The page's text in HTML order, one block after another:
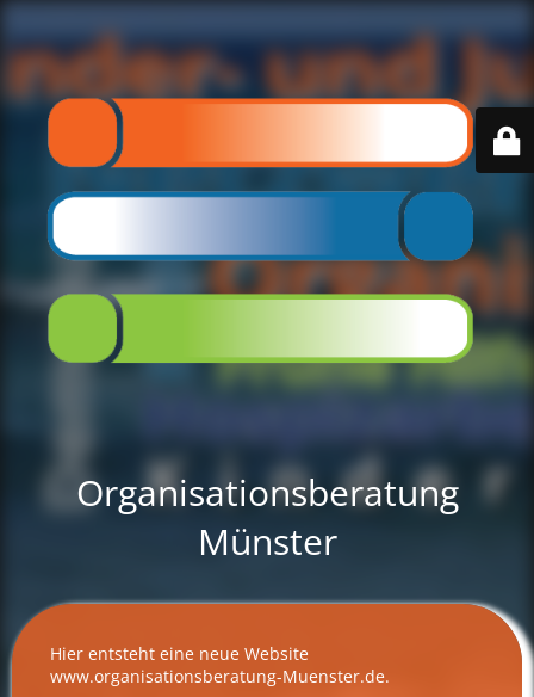
Organisationsberatung
Münster
Hier entsteht eine neue Website
www.organisationsberatung-Muenster.de.